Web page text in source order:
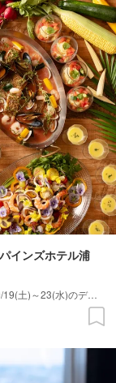
インズホテル浦
2026/08/05(水) ～ 09/28(月) ※8/14(金)～16(日)、9/19(土)～23(水)のディナーは除く ※8/14(金)～16(日)の3日間はスペシャルデーとして「サマープレミアムビュッフェ」を開催 ※火曜日定休・祝日営業